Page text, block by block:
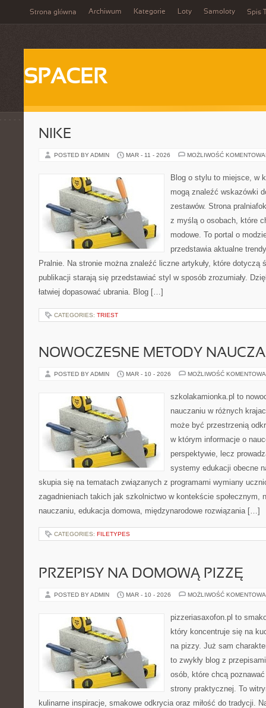
Strona główna Archiwum Kategorie Loty Samoloty Spis
SPACER
NIKE
POSTED BY ADMIN MAR - 11 - 2026 MOŻLIWOŚĆ
Blog o stylu to miejsce, w
mogą znaleźć wskazówki
zestawów. Strona
z myślą o osobach, które
modowe. To portal o
przedstawia aktualne
Pralnie. Na stronie można znaleźć liczne artykuły, które dotyczą
publikacji starają się przedstawiać styl w sposób zrozumiały.
łatwiej dopasować ubrania. Blog […]
CATEGORIES: TRIEST
NOWOCZESNE METODY
POSTED BY ADMIN MAR - 10 - 2026 MOŻLIWOŚĆ
szkolakamionka.pl to
nauczaniu w różnych
może być przestrzenią
w którym informacje o
perspektywie, lecz
systemy edukacji obecne
skupia się na tematach związanych z programami wymiany
zagadnieniach takich jak szkolnictwo w kontekście społecznym,
nauczaniu, edukacja domowa, międzynarodowe rozwiązania […]
CATEGORIES: FILETYPES
PRZEPISY NA DOMOWĄ PIZZĘ
POSTED BY ADMIN MAR - 10 - 2026 MOŻLIWOŚĆ
pizzeriasaxofon.pl to
który koncentruje się na
na pizzy. Już sam
to zwykły blog z
osób, które chcą
strony praktycznej. To
kulinarne inspiracje, smakowe odkrycia oraz miłość do tradycji.